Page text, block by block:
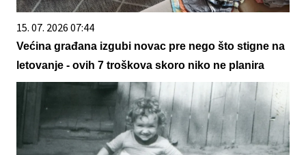
15. 07. 2026 07:44
Većina građana izgubi novac pre nego što stigne na
letovanje - ovih 7 troškova skoro niko ne planira